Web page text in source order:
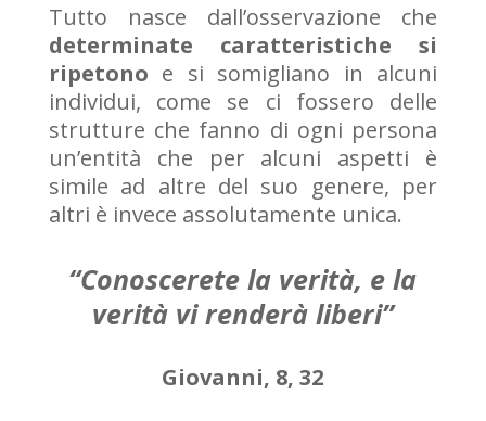
Tutto nasce dall’osservazione che
determinate caratteristiche si
ripetono e si somigliano in alcuni
individui, come se ci fossero delle
strutture che fanno di ogni persona
un’entità che per alcuni aspetti è
simile ad altre del suo genere, per
altri è invece assolutamente unica.
“Conoscerete la verità, e la
verità vi renderà liberi”
Giovanni, 8, 32